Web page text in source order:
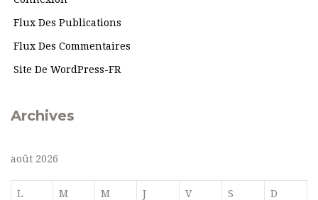
Flux Des Publications
Flux Des Commentaires
Site De WordPress-FR
Archives
août 2026
L M M J V S D